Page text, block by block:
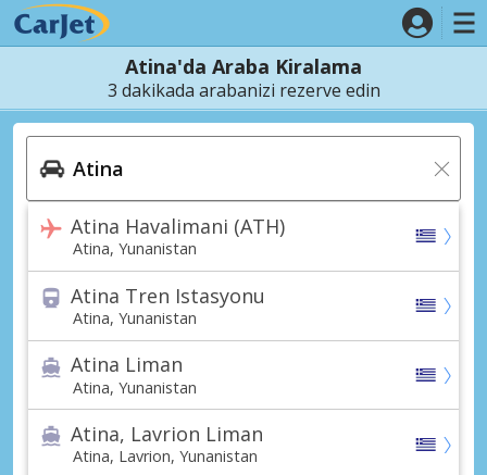
Atina'da Araba Kiralama
3 dakikada arabanizi rezerve edin
Atina Havalimani (ATH)
Atina, Yunanistan
Atina Tren Istasyonu
Atina, Yunanistan
Atina Liman
Atina, Yunanistan
Atina, Lavrion Liman
Atina, Lavrion, Yunanistan